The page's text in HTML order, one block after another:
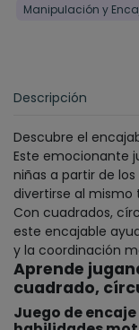
Manipulación y
Descripción
Descubre el
Este emocionante
niñas a partir de
divertirse al mismo
Con cuadrados,
este encajable
y la coordinación
Aprende
cuadrado,
Juego de